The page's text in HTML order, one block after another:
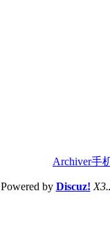
Archiver手
Powered by Discuz!